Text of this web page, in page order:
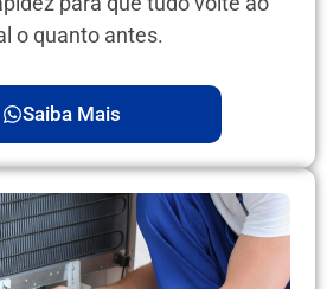
o quanto antes.
Saiba Mais